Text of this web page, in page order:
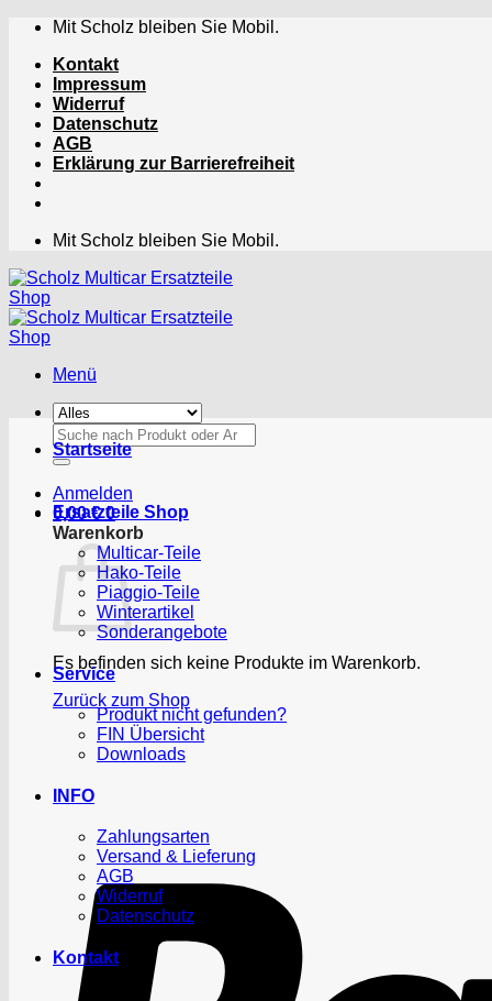
Zum
springen
Mit Scholz bleiben Sie Mobil.
Kontakt
Impressum
Widerruf
Datenschutz
AGB
Erklärung zur Barrierefreiheit
Mit Scholz bleiben Sie Mobil.
Menü
Suchen
nach:
Anmelden
0,00€ 0
Warenkorb
Es befinden sich keine Produkte im Warenkorb.
Zurück zum Shop
Startseite
Ersatzteile Shop
Multicar-Teile
Hako-Teile
Piaggio-Teile
Winterartikel
Sonderangebote
Service
Produkt nicht gefunden?
FIN Übersicht
Downloads
INFO
Zahlungsarten
Versand & Lieferung
AGB
Widerruf
Datenschutz
Kontakt